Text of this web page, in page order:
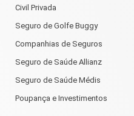
Civil Privada
Seguro de Golfe Buggy
Companhias de Seguros
Seguro de Saúde Allianz
Seguro de Saúde Médis
Poupança e Investimentos